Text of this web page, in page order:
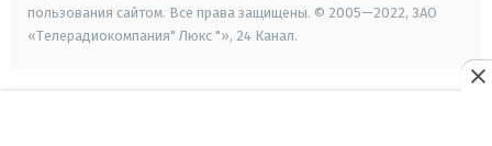
пользования сайтом. Все права защищены. © 2005—2022, ЗАО
«Телерадиокомпания" Люкс "», 24 Канал.